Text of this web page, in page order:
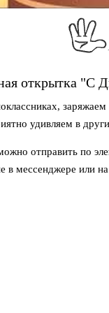
открытка "С
заряжаем
удивляем в
отправить по
в мессенджере или